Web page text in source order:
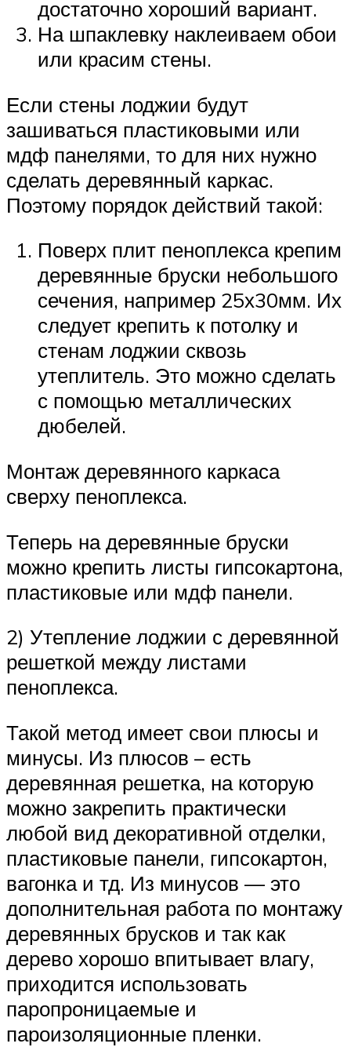
достаточно хороший вариант.
На шпаклевку наклеиваем обои
или красим стены.
Если стены лоджии будут
зашиваться пластиковыми или
мдф панелями, то для них нужно
сделать деревянный каркас.
Поэтому порядок действий такой:
Поверх плит пеноплекса крепим
деревянные бруски небольшого
сечения, например 25х30мм. Их
следует крепить к потолку и
стенам лоджии сквозь
утеплитель. Это можно сделать
с помощью металлических
дюбелей.
Монтаж деревянного каркаса
сверху пеноплекса.
Теперь на деревянные бруски
можно крепить листы гипсокартона,
пластиковые или мдф панели.
2) Утепление лоджии с деревянной
решеткой между листами
пеноплекса.
Такой метод имеет свои плюсы и
минусы. Из плюсов – есть
деревянная решетка, на которую
можно закрепить практически
любой вид декоративной отделки,
пластиковые панели, гипсокартон,
вагонка и тд. Из минусов — это
дополнительная работа по монтажу
деревянных брусков и так как
дерево хорошо впитывает влагу,
приходится использовать
паропроницаемые и
пароизоляционные пленки.